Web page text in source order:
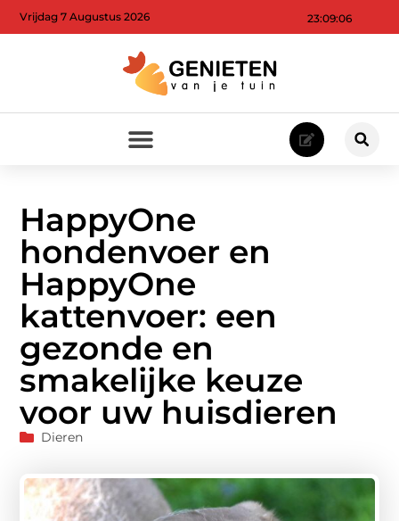
23:09:07
Vrijdag 7 Augustus 2026
HappyOne
hondenvoer en
HappyOne
kattenvoer: een
gezonde en
smakelijke keuze
voor uw huisdieren
Dieren